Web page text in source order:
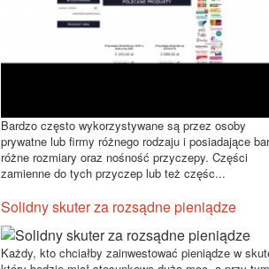
Bardzo często wykorzystywane są przez osoby
prywatne lub firmy różnego rodzaju i posiadające
różne rozmiary oraz nośność przyczepy. Części
zamienne do tych przyczep lub też częśc...
Solidny skuter za rozsądne pieniądze
Każdy, kto chciałby zainwestować pieniądze w